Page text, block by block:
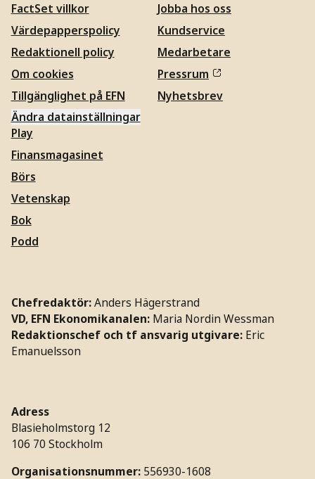
FactSet villkor
Värdepapperspolicy
Redaktionell policy
Om cookies
Tillgänglighet på EFN
Ändra datainställningar
Jobba hos oss
Kundservice
Medarbetare
Pressrum
Nyhetsbrev
Play
Finansmagasinet
Börs
Vetenskap
Bok
Podd
Chefredaktör:Anders Hägerstrand
VD, EFN Ekonomikanalen: Maria Nordin Wessman
Redaktionschef och tf ansvarig utgivare: Eric
Emanuelsson
Adress
Blasieholmstorg 12
106 70 Stockholm
Organisationsnummer: 556930-1608